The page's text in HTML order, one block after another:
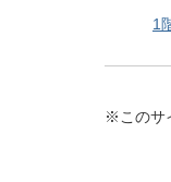
1
※このサ